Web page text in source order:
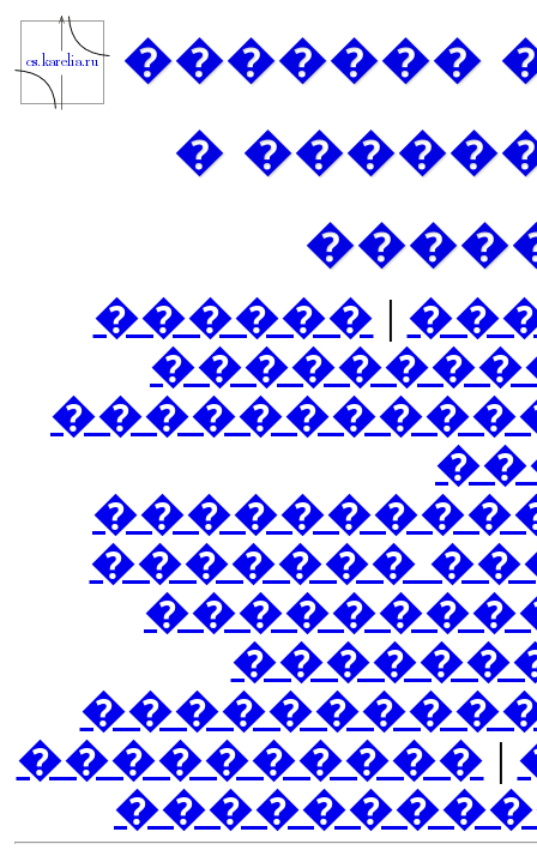
�������
�
������ |
�������
���������� |